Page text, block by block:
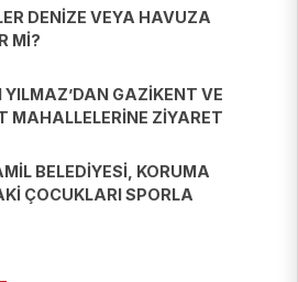
DENİZE VEYA HAVUZA
Mİ?
YILMAZ’DAN GAZİKENT VE
MAHALLELERİNE ZİYARET
BELEDİYESİ, KORUMA
ÇOCUKLARI SPORLA